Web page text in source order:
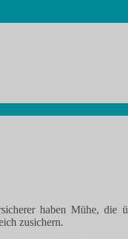
haben Mühe, die
zusichern.